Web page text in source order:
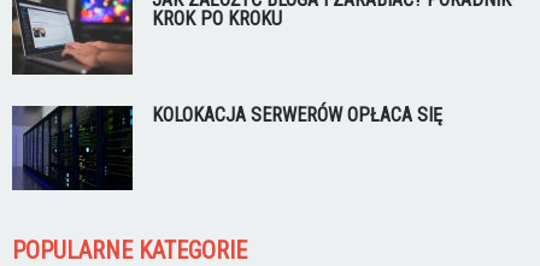
KROK PO KROKU
KOLOKACJA SERWERÓW OPŁACA SIĘ
POPULARNE KATEGORIE